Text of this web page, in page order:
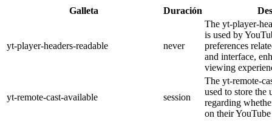
Galleta Duración
yt-player-headers-readable never
The yt-player-
is used by
preferences
and interface,
viewing
yt-remote-cast-available session
The yt-remote-
used to store the
regarding
on their